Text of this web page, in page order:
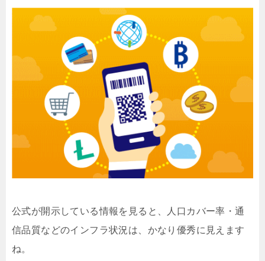
公式が開示している情報を見ると、人口カバー率・通
信品質などのインフラ状況は、かなり優秀に見えます
ね。